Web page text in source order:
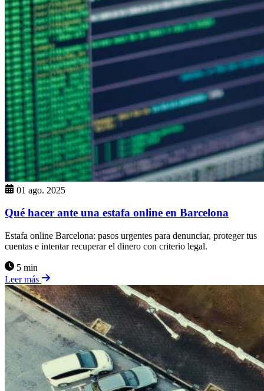
01 ago. 2025
Qué hacer ante una estafa online en Barcelona
Estafa online Barcelona: pasos urgentes para denunciar, proteger tus
cuentas e intentar recuperar el dinero con criterio legal.
5 min
Leer más